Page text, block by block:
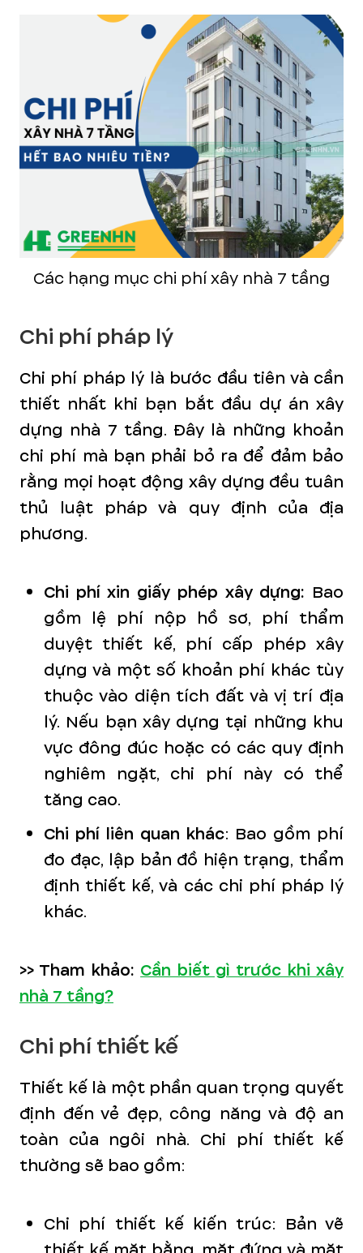
Các hạng mục chi phí xây nhà 7 tầng
Chi phí pháp lý
Chi phí pháp lý là bước đầu tiên và cần
thiết nhất khi bạn bắt đầu dự án xây
dựng nhà 7 tầng. Đây là những khoản
chi phí mà bạn phải bỏ ra để đảm bảo
rằng mọi hoạt động xây dựng đều tuân
thủ luật pháp và quy định của địa
phương.
Chi phí xin giấy phép xây dựng: Bao
gồm lệ phí nộp hồ sơ, phí thẩm
duyệt thiết kế, phí cấp phép xây
dựng và một số khoản phí khác tùy
thuộc vào diện tích đất và vị trí địa
lý. Nếu bạn xây dựng tại những khu
vực đông đúc hoặc có các quy định
nghiêm ngặt, chi phí này có thể
tăng cao.
Chi phí liên quan khác: Bao gồm phí
đo đạc, lập bản đồ hiện trạng, thẩm
định thiết kế, và các chi phí pháp lý
khác.
>> Tham khảo: Cần biết gì trước khi xây
nhà 7 tầng?
Chi phí thiết kế
Thiết kế là một phần quan trọng quyết
định đến vẻ đẹp, công năng và độ an
toàn của ngôi nhà. Chi phí thiết kế
thường sẽ bao gồm:
Chi phí thiết kế kiến trúc: Bản vẽ